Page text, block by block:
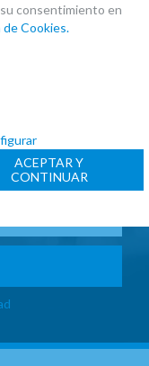
y disfruta de
consentimiento en
de Cookies.
ACEPTAR Y
CONTINUAR